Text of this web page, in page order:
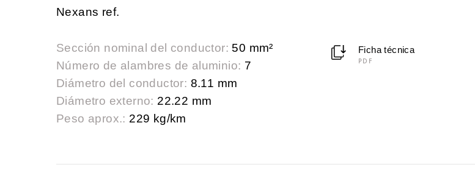
Nexans ref.
Sección nominal del conductor: 50 mm²
Número de alambres de aluminio: 7
Diámetro del conductor: 8.11 mm
Diámetro externo: 22.22 mm
Peso aprox.: 229 kg/km
Ficha técnica
PDF